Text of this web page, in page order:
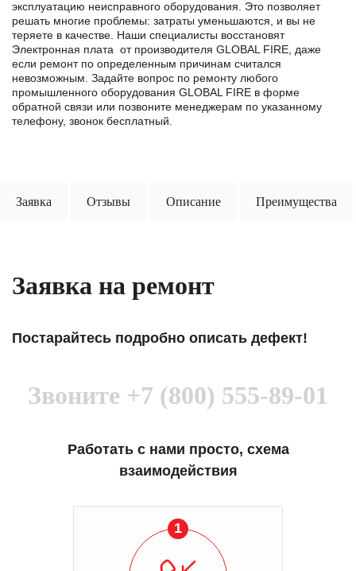
эксплуатацию неисправного оборудования. Это позволяет
решать многие проблемы: затраты уменьшаются, и вы не
теряете в качестве. Наши специалисты восстановят
Электронная плата от производителя GLOBAL FIRE, даже
если ремонт по определенным причинам считался
невозможным. Задайте вопрос по ремонту любого
промышленного оборудования GLOBAL FIRE в формe
обратной связи или позвоните менеджерам по указанному
телефону, звонок бесплатный.
Заявка Отзывы Описание Преимущества
Заявка на ремонт
Постарайтесь подробно описать дефект!
Звоните +7 (800) 555-89-01
Работать с нами просто, схема
взаимодействия
1